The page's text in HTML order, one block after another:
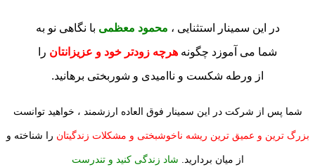
در این سمینار استثنایی ، محمود معظمی با نگاهی نو به
شما می آموزد چگونه هرچه زودتر خود و عزیزانتان را
از ورطه شکست و ناامیدی و شوربختی برهانید.
شما پس از شرکت در این سمینار فوق العاده ارزشمند ، خواهید توانست
بزرگ ترین و عمیق ترین ریشه ناخوشبختی و مشکلات زندگیتان را شناخته و
از میان بردارید. شاد زندگی کنید و تندرست